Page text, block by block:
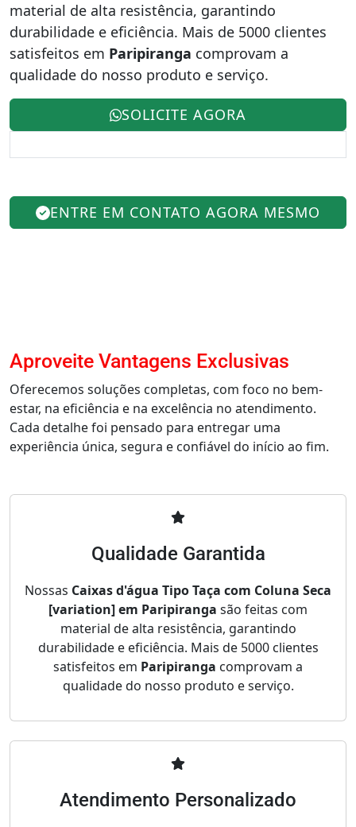
material de alta resistência, garantindo
durabilidade e eficiência. Mais de 5000 clientes
satisfeitos em Paripiranga comprovam a
qualidade do nosso produto e serviço.
SOLICITE AGORA
ENTRE EM CONTATO AGORA MESMO
Aproveite Vantagens Exclusivas
Oferecemos soluções completas, com foco no bem-
estar, na eficiência e na excelência no atendimento.
Cada detalhe foi pensado para entregar uma
experiência única, segura e confiável do início ao fim.
Qualidade Garantida
Nossas Caixas d'água Tipo Taça com Coluna Seca
[variation] em Paripiranga são feitas com
material de alta resistência, garantindo
durabilidade e eficiência. Mais de 5000 clientes
satisfeitos em Paripiranga comprovam a
qualidade do nosso produto e serviço.
Atendimento Personalizado